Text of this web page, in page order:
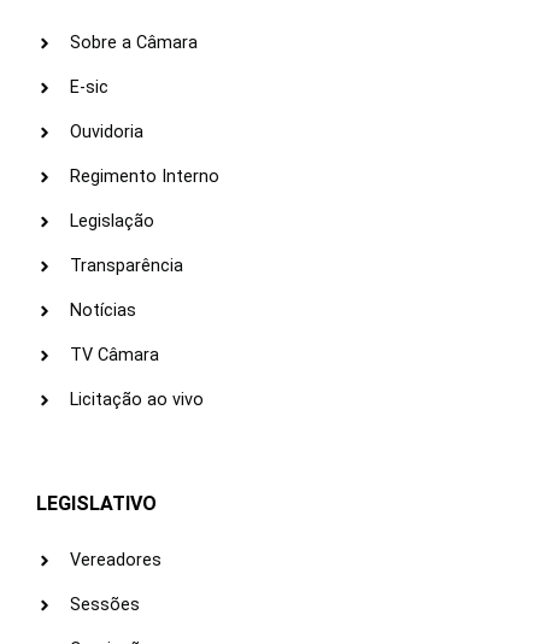
Sobre a Câmara
E-sic
Ouvidoria
Regimento Interno
Legislação
Transparência
Notícias
TV Câmara
Licitação ao vivo
LEGISLATIVO
Vereadores
Sessões